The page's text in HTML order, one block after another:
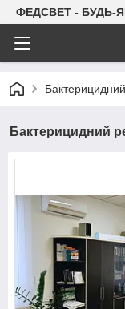
ФЕДСВЕТ - БУДЬ-
Бактерицидний